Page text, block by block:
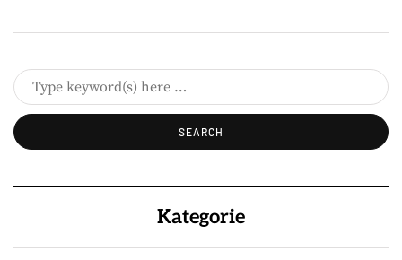
Kategorie